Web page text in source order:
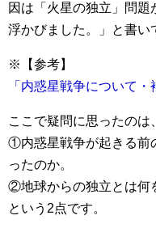
因は「火星の独立」問
浮かびました。」と書い
※【参考】
「内惑星戦争について・
ここで疑問に思ったのは、
①内惑星戦争が起きる前
ったのか。
②地球からの独立とは何
という2点です。